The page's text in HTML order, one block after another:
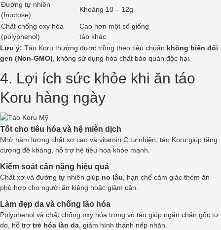
Đường tự nhiên
(fructose)
Khoảng 10 – 12g
Chất chống oxy hóa
(polyphenol)
Cao hơn một số giống
táo khác
Lưu ý: Táo Koru thường được trồng theo tiêu chuẩn không biến đổi
gen (Non-GMO) , không sử dụng hóa chất bảo quản độc hại.
4. Lợi ích sức khỏe khi ăn táo
Koru hàng ngày
Tốt cho tiêu hóa và hệ miễn dịch
Nhờ hàm lượng chất xơ cao và vitamin C tự nhiên, táo Koru giúp tăng
cường đề kháng, hỗ trợ hệ tiêu hóa khỏe mạnh.
Kiểm soát cân nặng hiệu quả
Chất xơ và đường tự nhiên giúp no lâu , hạn chế cảm giác thèm ăn –
phù hợp cho người ăn kiêng hoặc giảm cân.
Làm đẹp da và chống lão hóa
Polyphenol và chất chống oxy hóa trong vỏ táo giúp ngăn chặn gốc tự
do, hỗ trợ trẻ hóa làn da , giảm hình thành nếp nhăn.